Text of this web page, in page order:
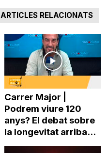
ARTICLES RELACIONATS
Carrer Major |
Podrem viure 120
anys? El debat sobre
la longevitat arriba...